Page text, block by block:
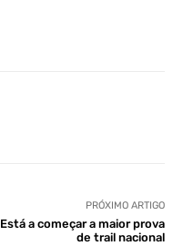
PRÓXIMO ARTIGO
Está a começar a maior prova
de trail nacional